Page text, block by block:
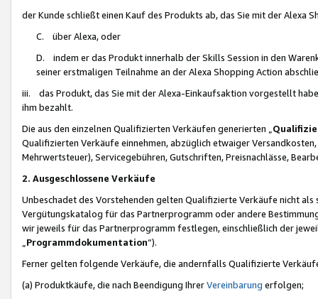
der Kunde schließt einen Kauf des Produkts ab, das Sie mit der Alexa
C. über Alexa, oder
D. indem er das Produkt innerhalb der Skills Session in den
seiner erstmaligen Teilnahme an der Alexa Shopping Action
iii. das Produkt, das Sie mit der Alexa-Einkaufsaktion vorgestellt
ihm bezahlt.
Die aus den einzelnen Qualifizierten Verkäufen generierten „
Qualifizierten Verkäufe einnehmen, abzüglich etwaiger
Mehrwertsteuer), Servicegebühren, Gutschriften, Preisnachlässe,
2. Ausgeschlossene Verkäufe
Unbeschadet des Vorstehenden gelten Qualifizierte Verkäufe nicht
Vergütungskatalog für das Partnerprogramm oder andere
wir jeweils für das Partnerprogramm festlegen, einschließlich der
Programmdokumentation“).
Ferner gelten folgende Verkäufe, die andernfalls Qualifizierte
(a) Produktkäufe, die nach Beendigung IhrerVereinbarung erfolgen;